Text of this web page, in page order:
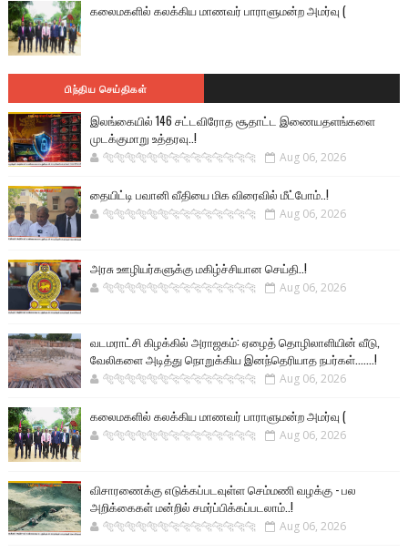
கலைமகளில் கலக்கிய மாணவர் பாராளுமன்ற அமர்வு (
பிந்திய செய்திகள்
இலங்கையில் 146 சட்டவிரோத சூதாட்ட இணையதளங்களை
முடக்குமாறு உத்தரவு..!
🐅🐅🐅🐅🐅🐅🐆🐆🐆🐆🐆🐆🐆🐆 Aug 06, 2026
தையிட்டி பவானி வீதியை மிக விரைவில் மீட்போம்..!
🐅🐅🐅🐅🐅🐅🐆🐆🐆🐆🐆🐆🐆🐆 Aug 06, 2026
அரசு ஊழியர்களுக்கு மகிழ்ச்சியான செய்தி..!
🐅🐅🐅🐅🐅🐅🐆🐆🐆🐆🐆🐆🐆🐆 Aug 06, 2026
வடமராட்சி கிழக்கில் அராஜகம்: ஏழைத் தொழிலாளியின் வீடு,
வேலிகளை அடித்து நொறுக்கிய இனந்தெரியாத நபர்கள்.......!
🐅🐅🐅🐅🐅🐅🐆🐆🐆🐆🐆🐆🐆🐆 Aug 06, 2026
கலைமகளில் கலக்கிய மாணவர் பாராளுமன்ற அமர்வு (
🐅🐅🐅🐅🐅🐅🐆🐆🐆🐆🐆🐆🐆🐆 Aug 06, 2026
விசாரணைக்கு எடுக்கப்படவுள்ள செம்மணி வழக்கு - பல
அறிக்கைகள் மன்றில் சமர்ப்பிக்கப்படலாம்..!
🐅🐅🐅🐅🐅🐅🐆🐆🐆🐆🐆🐆🐆🐆 Aug 06, 2026